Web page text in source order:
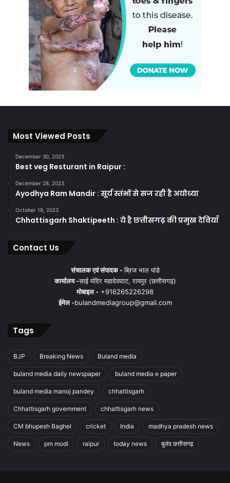
Most Viewed Posts
December 30, 2023
Best veg Resturant in Raipur :
December 28, 2023
Ayodhya Ram Mandir : सूर्य स्तंभों से सज रही है अयोध्या
October 18, 2023
Chhattisgarh Shaktipeeth : ये है छत्तीसगढ़ की प्रमुख देवियाँ
Contact Us
संचालक एवं संपादक -ब्रिज भाल पांडे
कार्यालय -साई मंदिर महादेवघाट, रायपुर (छत्तीसगढ़)
मोबाइल - +916265226298
ईमेल -bulandmediagroup@gmail.com
Tags
BJP Breaking News Buland media
buland media daily newspaper buland media e paper
buland media manoj pandey chhattisgarh
Chhattisgarh government chhattisgarh news
CM bhupesh Baghel cricket India madhya pradesh news
News pm modi raipur today news बुलंद छत्तीसगढ़